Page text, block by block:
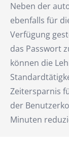
Neben der
ebenfalls für
Verfügung
das Passwort
können die
Zeitersparnis
der
Minuten